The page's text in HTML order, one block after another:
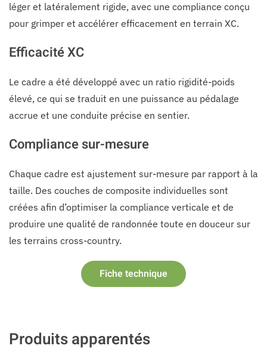
léger et latéralement rigide, avec une compliance conçu
pour grimper et accélérer efficacement en terrain XC.
Efficacité XC
Le cadre a été développé avec un ratio rigidité-poids
élevé, ce qui se traduit en une puissance au pédalage
accrue et une conduite précise en sentier.
Compliance sur-mesure
Chaque cadre est ajustement sur-mesure par rapport à la
taille. Des couches de composite individuelles sont
créées afin d’optimiser la compliance verticale et de
produire une qualité de randonnée toute en douceur sur
les terrains cross-country.
Fiche technique
Produits apparentés